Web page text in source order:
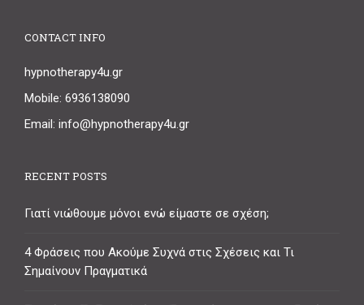
CONTACT INFO
hypnotherapy4u.gr
Mobile: 6936138090
Email: info@hypnotherapy4u.gr
RECENT POSTS
Γιατί νιώθουμε μόνοι ενώ είμαστε σε σχέση;
4 Φράσεις που Ακούμε Συχνά στις Σχέσεις και Τι
Σημαίνουν Πραγματικά